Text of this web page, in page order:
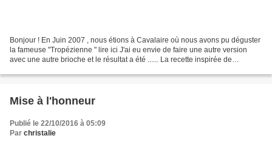
Bonjour ! En Juin 2007 , nous étions à Cavalaire où nous avons pu déguster
la fameuse "Tropézienne " lire ici J'ai eu envie de faire une autre version
avec une autre brioche et le résultat a été ...... La recette inspirée de
Mise à l'honneur
Publié le 22/10/2016 à 05:09
Par christalie